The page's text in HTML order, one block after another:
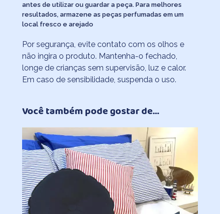
antes de utilizar ou guardar a peça. Para melhores
resultados, armazene as peças perfumadas em um
local fresco e arejado
Por segurança, evite contato com os olhos e
não ingira o produto. Mantenha-o fechado,
longe de crianças sem supervisão, luz e calor.
Em caso de sensibilidade, suspenda o uso.
Você também pode gostar de…